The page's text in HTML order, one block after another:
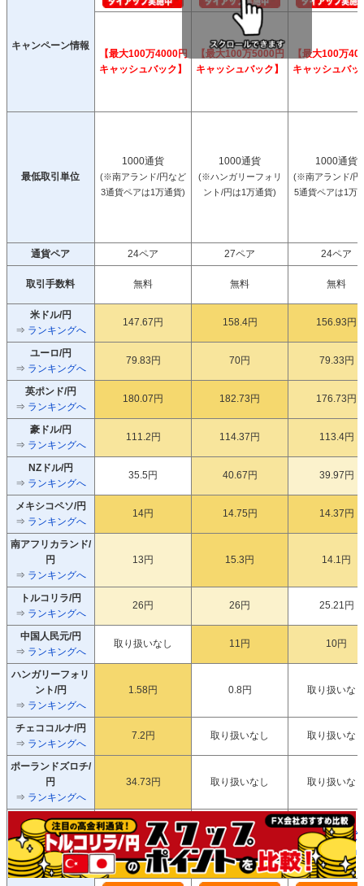
キャンペーン情報
【最大100万4000円
キャッシュバック】
【最大100万5000円
キャッシュバック】
【最大100万
キャッシュバッ
最低取引単位
1000通貨
(※南アランド/円など
3通貨ペアは1万通貨)
1000通貨
(※ハンガリーフォリ
ント/円は1万通貨)
1000通貨
(※南アランド/円
5通貨ペアは1万
通貨ペア 24ペア 27ペア 24ペア
取引手数料 無料 無料 無料
米ドル/円
⇒ ランキングへ
147.67円 158.4円 156.93円
ユーロ/円
⇒ ランキングへ
79.83円 70円 79.33円
英ポンド/円
⇒ ランキングへ
180.07円 182.73円 176.73円
豪ドル/円
⇒ ランキングへ
111.2円 114.37円 113.4円
NZドル/円
⇒ ランキングへ
35.5円 40.67円 39.97円
メキシコペソ/円
⇒ ランキングへ
14円 14.75円 14.37円
南アフリカランド/
円
⇒ ランキングへ
13円 15.3円 14.1円
トルコリラ/円
⇒ ランキングへ
26円 26円 25.21円
中国人民元/円
⇒ ランキングへ
取り扱いなし 11円 10円
ハンガリーフォリ
ント/円
⇒ ランキングへ
1.58円 0.8円 取り扱いな
チェココルナ/円
⇒ ランキングへ
7.2円 取り扱いなし 取り扱いな
ポーランドズロチ/
円
⇒ ランキングへ
34.73円 取り扱いなし 取り扱いな
詳細はこちら
（公式サイトへ）
GMOクリック証券
「FXネオ」
セントラル短資ＦＸ
「ＦＸダイレクトプ
ラス」
GMO外貨
「外貨ex」